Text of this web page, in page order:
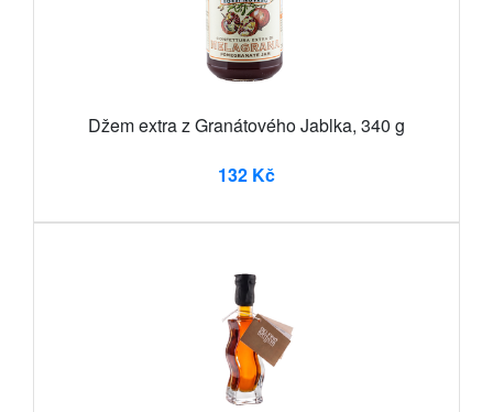
Džem extra z Granátového Jablka, 340 g
132 Kč